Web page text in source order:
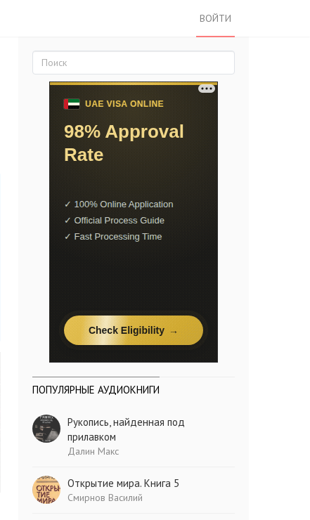
ВОЙТИ
ПОПУЛЯРНЫЕ АУДИОКНИГИ
Рукопись, найденная под
прилавком
Далин Макс
Открытие мира. Книга 5
Смирнов Василий